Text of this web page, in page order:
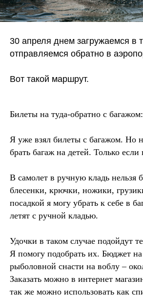
30 апреля днем загружаемся в
отправляемся обратно в
Вот такой маршрут.
Билеты на туда-обратно с
Я уже взял билеты с багажом. Но
брать багаж на детей. Только если
В самолет в ручную кладь нельзя
блесенки, крючки, ножики,
посадкой я могу убрать к себе в
летят с ручной кладью.
Удочки в таком случае подойдут
Я помогу подобрать их. Бюджет
рыболовной снасти на воблу –
Заказать можно в интернет
так же можно использовать как